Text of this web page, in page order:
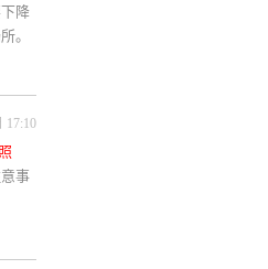
降
。
17:10
事